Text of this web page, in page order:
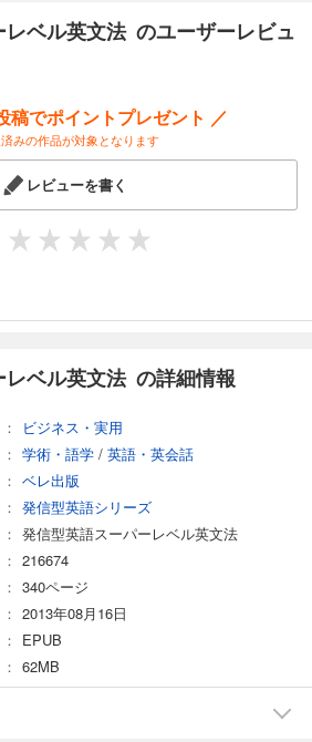
ベル英文法 のユーザーレビュ
稿でポイントプレゼント ／
みの作品が対象となります
レビューを書く
ベル英文法 の詳細情報
ビジネス・実用
学術・語学 / 英語・英会話
ベレ出版
発信型英語シリーズ
発信型英語スーパーレベル英文法
216674
340ページ
2013年08月16日
EPUB
62MB